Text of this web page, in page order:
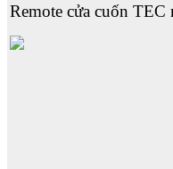
Remote cửa cuốn TEC